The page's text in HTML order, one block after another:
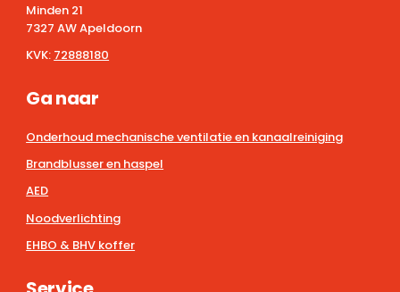
Minden 21
7327 AW Apeldoorn
KVK: 72888180
Ga naar
Onderhoud mechanische ventilatie en kanaalreiniging
Brandblusser en haspel
AED
Noodverlichting
EHBO & BHV koffer